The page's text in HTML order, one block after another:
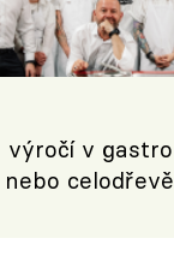
výročí v
nebo